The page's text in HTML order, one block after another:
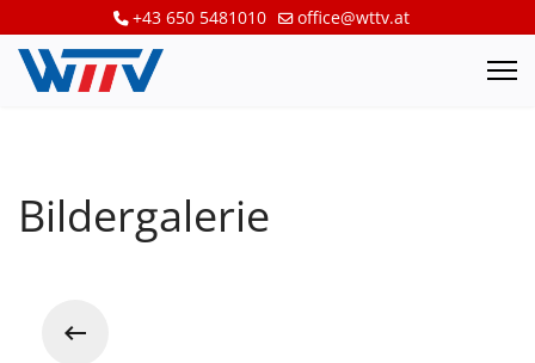
+43 650 5481010 office@wttv.at
Bildergalerie